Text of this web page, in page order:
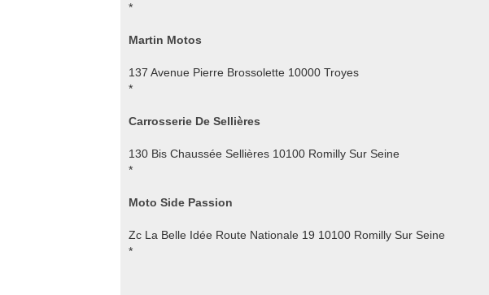
*
Martin Motos
137 Avenue Pierre Brossolette 10000 Troyes
*
Carrosserie De Sellières
130 Bis Chaussée Sellières 10100 Romilly Sur Seine
*
Moto Side Passion
Zc La Belle Idée Route Nationale 19 10100 Romilly Sur Seine
*